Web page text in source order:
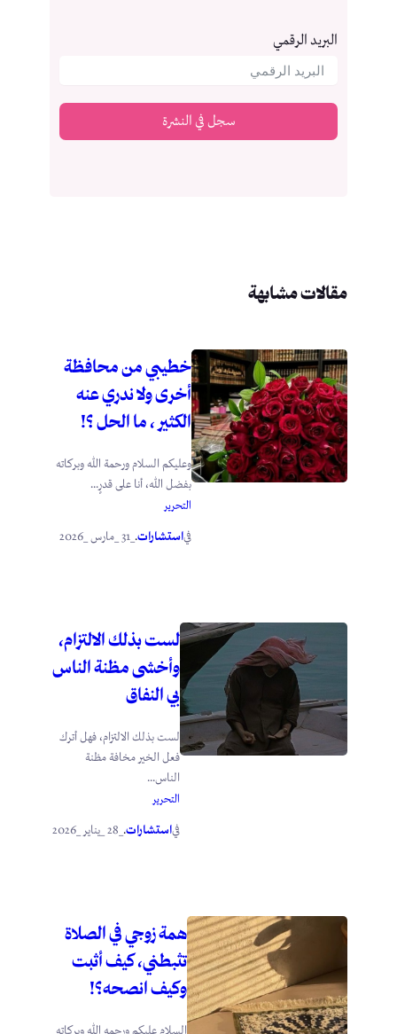
البريد الرقمي
سجل في النشرة
مقالات مشابهة
خطيبي من محافظة
أخرى ولا ندري عنه
الكثير ، ما الحل ؟!
وعليكم السلام ورحمة الله وبركاته
بفضل الله، أنا على قدرٍ...
التحرير
فياستشارات. _31 _مارس _2026
لست بذلك الالتزام،
وأخشى مظنة الناس
بي النفاق
لست بذلك الالتزام، فهل أترك
فعل الخير مخافة مظنة
الناس...
التحرير
فياستشارات.
همة زوجي في الصلاة
تثبطني، كيف أثبت
وكيف انصحه؟!
السلام عليكم ورحمه الله وبركاته